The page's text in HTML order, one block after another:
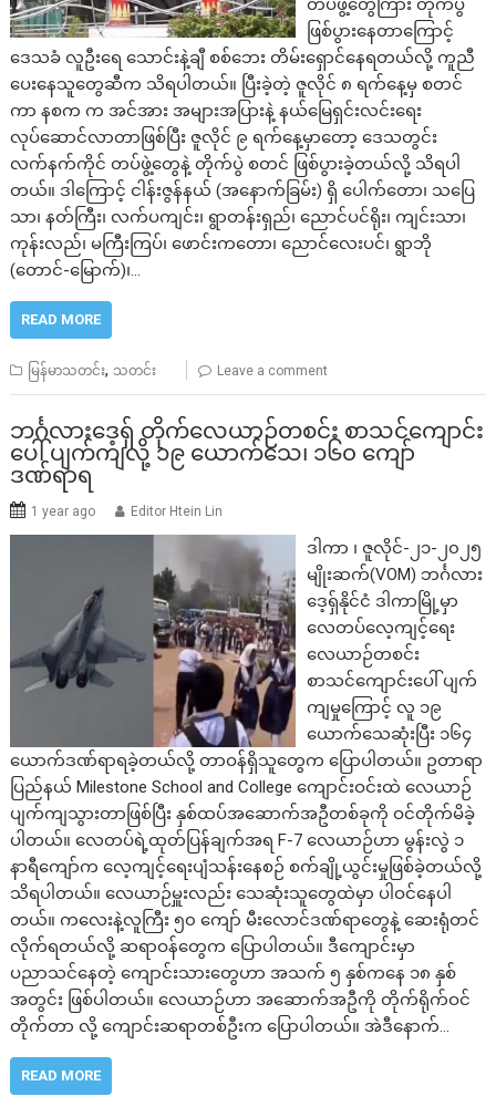
ဖြစ်ပွားနေတာကြောင့်
ဒေသခံ လူဦးရေ သောင်းနဲ့ချီ စစ်ဘေး တိမ်းရှောင်နေရတယ်လို့ ကူညီ
ပေးနေသူတွေဆီက သိရပါတယ်။ ပြီးခဲ့တဲ့ ဇူလိုင် ၈ ရက်နေ့မှ စတင်
ကာ နစက က အင်အား အများအပြားနဲ့ နယ်မြေရှင်းလင်းရေး
လုပ်ဆောင်လာတာဖြစ်ပြီး ဇူလိုင် ၉ ရက်နေ့မှာတော့ ဒေသတွင်း
လက်နက်ကိုင် တပ်ဖွဲ့တွေနဲ့ တိုက်ပွဲ စတင် ဖြစ်ပွားခဲ့တယ်လို့ သိရပါ
တယ်။ ဒါကြောင့် ငါန်းဇွန်နယ် (အနောက်ခြမ်း) ရှိ ပေါက်တော၊ သပြေ
သာ၊ နတ်ကြီး၊ လက်ပကျင်း၊ ရွာတန်းရှည်၊ ညောင်ပင်ရိုး၊ ကျင်းသာ၊
ကုန်းလည်၊ မကြီးကြပ်၊ ဖောင်းကတော၊ ညောင်လေးပင်၊ ရွာဘို
(တောင်-မြောက်)၊…
READ MORE
မြန်မာသတင်း, သတင်း Leave a comment
ဘင်္ဂလားဒေ့ရှ် တိုက်လေယာဉ်တစင်း စာသင်ကျောင်း
ပေါ် ပျက်ကျလို့ ၁၉ ယောက်သေ၊ ၁၆၀ ကျော်
ဒဏ်ရာရ
1 year ago Editor Htein Lin
ဒါကာ ၊ ဇူလိုင်-၂၁-၂၀၂၅
မျိုးဆက်(VOM) ဘင်္ဂလား
ဒေ့ရှ်နိုင်ငံ ဒါကာမြို့မှာ
လေတပ်လေ့ကျင့်ရေး
လေယာဉ်တစင်း
စာသင်ကျောင်းပေါ် ပျက်
ကျမှုကြောင့် လူ ၁၉
ယောက်သေဆုံးပြီး ၁၆၄
ယောက်ဒဏ်ရာရခဲ့တယ်လို့ တာဝန်ရှိသူတွေက ပြောပါတယ်။ ဥတာရာ
ပြည်နယ် Milestone School and College ကျောင်းဝင်းထဲ လေယာဉ်
ပျက်ကျသွားတာဖြစ်ပြီး နှစ်ထပ်အဆောက်အဦတစ်ခုကို ဝင်တိုက်မိခဲ့
ပါတယ်။ လေတပ်ရဲ့ထုတ်ပြန်ချက်အရ F-7 လေယာဉ်ဟာ မွန်းလွဲ ၁
နာရီကျော်က လေ့ကျင့်ရေးပျံသန်းနေစဉ် စက်ချို့ယွင်းမှုဖြစ်ခဲ့တယ်လို့
သိရပါတယ်။ လေယာဉ်မှူးလည်း သေဆုံးသူတွေထဲမှာ ပါဝင်နေပါ
တယ်။ ကလေးနဲ့လူကြီး ၅၀ ကျော် မီးလောင်ဒဏ်ရာတွေနဲ့ ဆေးရုံတင်
လိုက်ရတယ်လို့ ဆရာဝန်တွေက ပြောပါတယ်။ ဒီကျောင်းမှာ
ပညာသင်နေတဲ့ ကျောင်းသားတွေဟာ အသက် ၅ နှစ်ကနေ ၁၈ နှစ်
အတွင်း ဖြစ်ပါတယ်။ လေယာဉ်ဟာ အဆောက်အဦကို တိုက်ရိုက်ဝင်
တိုက်တာ လို့ ကျောင်းဆရာတစ်ဦးက ပြောပါတယ်။ အဲဒီနောက်…
READ MORE